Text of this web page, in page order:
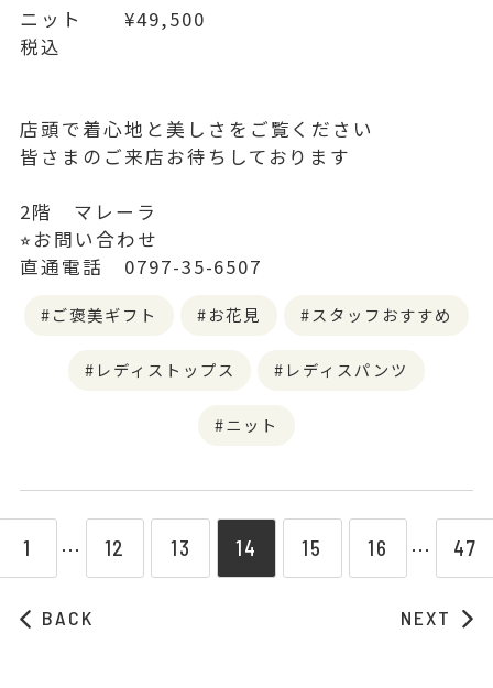
ニット ¥49,500
税込
店頭で着心地と美しさをご覧ください
皆さまのご来店お待ちしております
2階 マレーラ
⭐︎お問い合わせ
直通電話 0797-35-6507
ご褒美ギフト お花見 スタッフおすすめ
レディストップス レディスパンツ
ニット
BACK
1 ⋯ 12 13 14 15 16 ⋯ 47
NEXT